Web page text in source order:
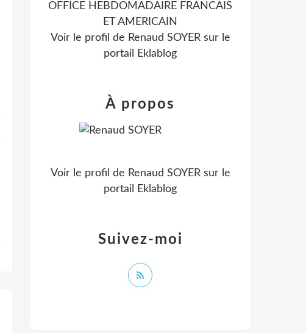
OFFICE HEBDOMADAIRE FRANCAIS
ET AMERICAIN
Voir le profil de Renaud SOYERsur le
portail Eklablog
Suivez-moi
À propos
Voir le profil de Renaud SOYERsur le
portail Eklablog